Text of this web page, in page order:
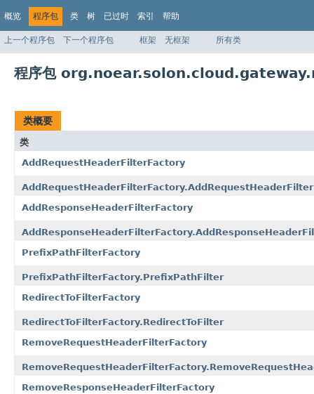
概览 程序包 类 树 已过时 索引 帮助
上一个程序包 下一个程序包 框架 无框架 所有类
程序包
类概要
类
AddRequestHeaderFilterFactory
AddRequestHeaderFilterFactory.AddRequestHeaderFilter
AddResponseHeaderFilterFactory
PrefixPathFilterFactory
PrefixPathFilterFactory.PrefixPathFilter
RedirectToFilterFactory
RedirectToFilterFactory.RedirectToFilter
RemoveRequestHeaderFilterFactory
RemoveResponseHeaderFilterFactory